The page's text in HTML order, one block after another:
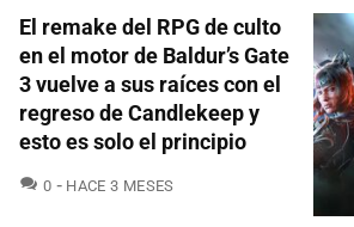
El remake del RPG de culto
en el motor de Baldur’s Gate
3 vuelve a sus raíces con el
regreso de Candlekeep y
esto es solo el principio
0 COMENTARIOS
HACE 3 MESES